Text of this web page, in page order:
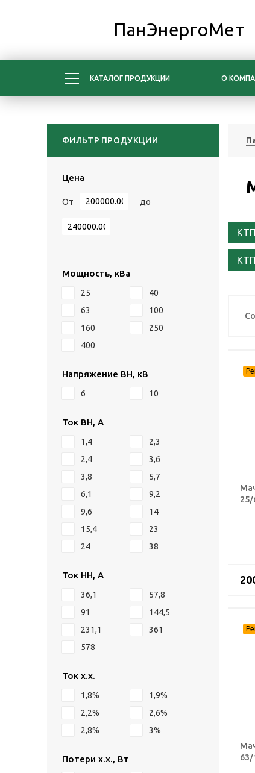
ПанЭнергоМет
КАТАЛОГ ПРОДУКЦИИ О
ФИЛЬТР ПРОДУКЦИИ
Цена
От до
Мощность, кВа
25
40
63
100
160
250
400
Напряжение ВН, кВ
6 10
Ток ВН, А
1,4
2,3
2,4
3,6
3,8
5,7
6,1
9,2
9,6
14
15,4
23
24
38
Ток НН, А
36,1
57,8
91
144,5
231,1
361
578
Ток х.х.
1,8%
1,9%
2,2%
2,6%
2,8%
3%
Потери х.х., Вт
25/
63/